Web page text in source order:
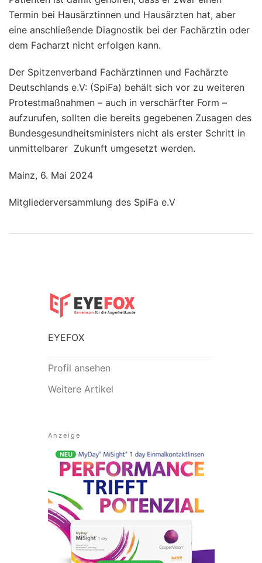
Termin bei Hausärztinnen und Hausärzten hat, aber
eine anschließende Diagnostik bei der Fachärztin oder
dem Facharzt nicht erfolgen kann.
Der Spitzenverband Fachärztinnen und Fachärzte
Deutschlands e.V: (SpiFa) behält sich vor zu weiteren
Protestmaßnahmen – auch in verschärfter Form –
aufzurufen, sollten die bereits gegebenen Zusagen des
Bundesgesundheitsministers nicht als erster Schritt in
unmittelbarer Zukunft umgesetzt werden.
Mainz, 6. Mai 2024
Mitgliederversammlung des SpiFa e.V
EYEFOX
Profil ansehen
Weitere Artikel